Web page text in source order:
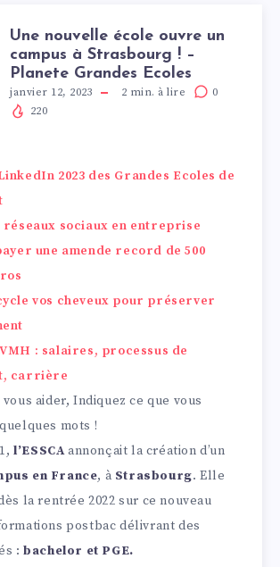
Une nouvelle école ouvre un
campus à Strasbourg ! –
Planete Grandes Ecoles
janvier 12, 2023 2 min. à lire
0
220
2023 des Grandes Ecoles de
sociaux en entreprise
une amende record de 500
vos cheveux pour préserver
: salaires, processus de
carrière
aider, Indiquez ce que vous
mots !
l’ESSCAannonçait la création d’un
en France, à Strasbourg. Elle
la rentrée 2022 sur ce nouveau
postbac délivrant des
:bachelor et PGE.